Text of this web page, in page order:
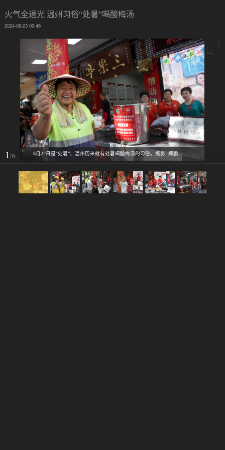
火气全退光 温州习俗“处暑”喝酸梅汤
2024-08-23 09:46
1/6 8月22日是“处暑”，温州历来就有处暑喝酸梅汤的习俗。摄影: 郑鹏